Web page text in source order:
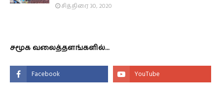
சித்திரை 30, 2020
சமூக வலைத்தளங்களில்...